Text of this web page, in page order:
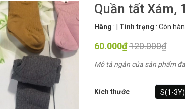
Quần tất Xám,
Hãng : Tình trạng : Còn
60.000₫120.000₫
Mô tả ngắn của sản phẩm
Kích thước S(1-3Y)